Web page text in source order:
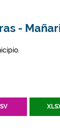
-